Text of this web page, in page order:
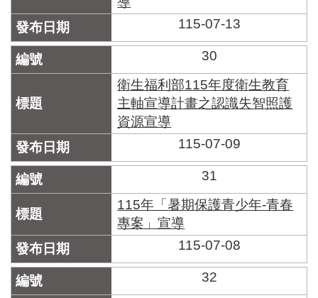
115-07-13
30
衛生福利部115年度衛生教育
主軸宣導計畫之認識失智照護
資源宣導
115-07-09
31
115年「暑期保護青少年-青春
專案」宣導
115-07-08
32